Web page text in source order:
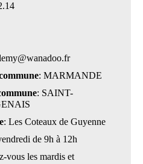
: MARMANDE
: SAINT-
: Les Coteaux de Guyenne
de 9h à 12h
vous les mardis et